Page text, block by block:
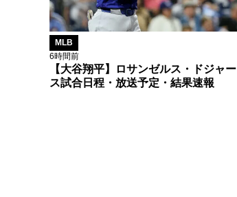
MLB
6時間前
【大谷翔平】ロサンゼルス・ドジャー
ス試合日程・放送予定・結果速報